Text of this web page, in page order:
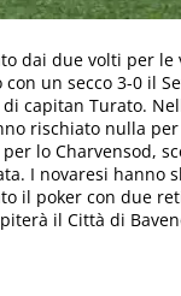
dai due volti per le
un secco 3-0 il
capitan Turato.
rischiato nulla
lo Charvensod,
I novaresi hanno
il poker con due
il Città di